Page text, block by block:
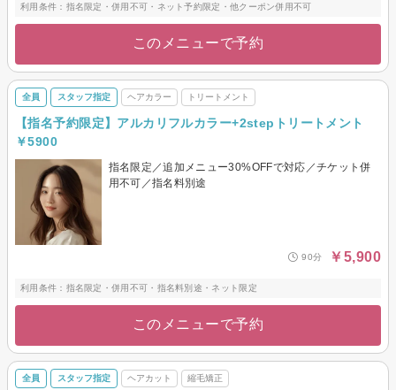
利用条件：指名限定・併用不可・ネット予約限定・他クーポン併用不可
このメニューで予約
全員 スタッフ指定 ヘアカラー トリートメント
【指名予約限定】アルカリフルカラー+2stepトリートメント
￥5900
指名限定／追加メニュー30%OFFで対応／チケット併
用不可／指名料別途
90分 ￥5,900
利用条件：指名限定・併用不可・指名料別途・ネット限定
このメニューで予約
全員 スタッフ指定 ヘアカット 縮毛矯正